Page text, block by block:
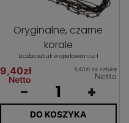
Oryginalne, czarne
korale
Liczba sztuk w opakowaniu: 1
9,40zł
Netto
9,40zł za sztukę
Netto
- +
DO KOSZYKA